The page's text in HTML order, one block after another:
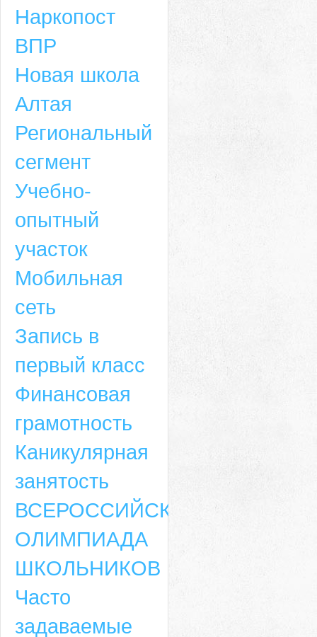
Наркопост
ВПР
Новая школа
Алтая
Региональный
сегмент
Учебно-
опытный
участок
Мобильная
сеть
Запись в
первый класс
Финансовая
грамотность
Каникулярная
занятость
ВСЕРОССИЙСКАЯ
ОЛИМПИАДА
ШКОЛЬНИКОВ
Часто
задаваемые